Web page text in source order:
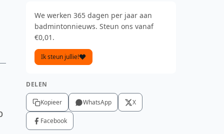
We werken 365 dagen per jaar aan
badmintonnieuws. Steun ons vanaf
€0,01.
Ik steun jullie!
DELEN
Kopieer WhatsApp X
Facebook